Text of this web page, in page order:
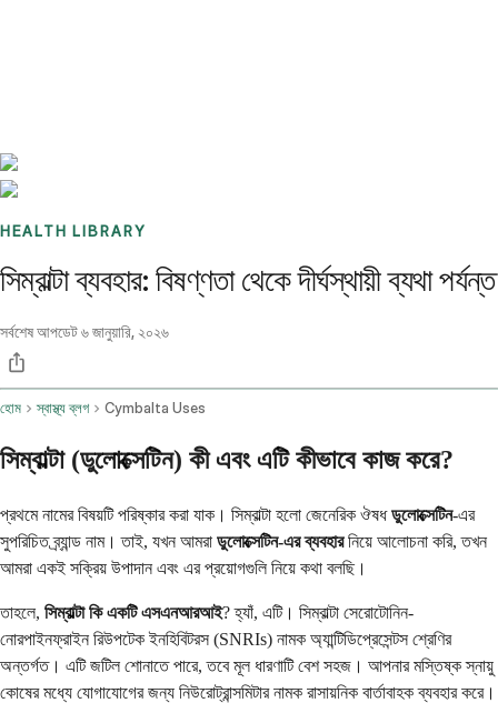
HEALTH LIBRARY
সিম্বাল্টা ব্যবহার: বিষণ্ণতা থেকে দীর্ঘস্থায়ী ব্যথা পর্যন্ত
সর্বশেষ আপডেট৬ জানুয়ারি, ২০২৬
হোম স্বাস্থ্য ব্লগ Cymbalta Uses
সিম্বাল্টা (ডুলোক্সেটিন) কী এবং এটি কীভাবে কাজ করে?
প্রথমে নামের বিষয়টি পরিষ্কার করা যাক। সিম্বাল্টা হলো জেনেরিক ঔষধডুলোক্সেটিন-এর
সুপরিচিত ব্র্যান্ড নাম। তাই, যখন আমরা ডুলোক্সেটিন-এর ব্যবহারনিয়ে আলোচনা করি, তখন
আমরা একই সক্রিয় উপাদান এবং এর প্রয়োগগুলি নিয়ে কথা বলছি।
তাহলে, সিম্বাল্টা কি একটি এসএনআরআই? হ্যাঁ, এটি। সিম্বাল্টা সেরোটোনিন-
নোরপাইনফ্রাইন রিউপটেক ইনহিবিটরস (SNRIs) নামক অ্যান্টিডিপ্রেসেন্টস শ্রেণির
অন্তর্গত। এটি জটিল শোনাতে পারে, তবে মূল ধারণাটি বেশ সহজ। আপনার মস্তিষ্ক স্নায়ু
কোষের মধ্যে যোগাযোগের জন্য নিউরোট্রান্সমিটার নামক রাসায়নিক বার্তাবাহক ব্যবহার করে।